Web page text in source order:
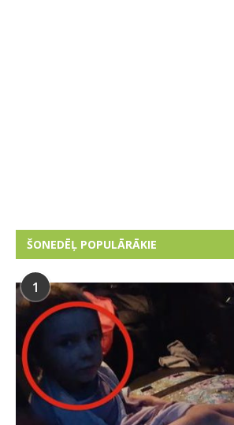
ŠONEDĒĻ POPULĀRĀKIE
1